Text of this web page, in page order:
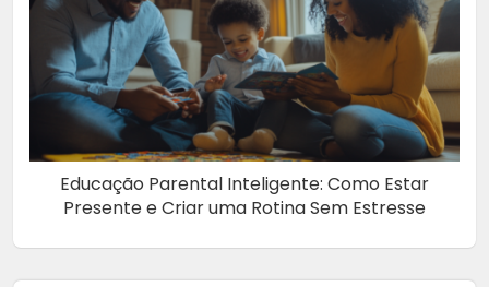
Educação Parental Inteligente: Como Estar
Presente e Criar uma Rotina Sem Estresse